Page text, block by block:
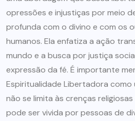
opressões e injustiças por meio
profunda com o divino e com os
humanos. Ela enfatiza a ação
mundo e a busca por justiça
expressão da fé. É importante
Espiritualidade Libertadora como
não se limita às crenças
pode ser vivida por pessoas de